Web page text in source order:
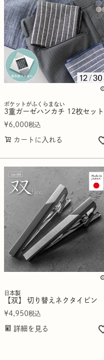
ポケットがふくらまない
3重ガーゼハンカチ 12枚セット
¥6,000税込
カートに入れる
日本製
【双】 切り替えネクタイピン
¥4,950税込
詳細を見る